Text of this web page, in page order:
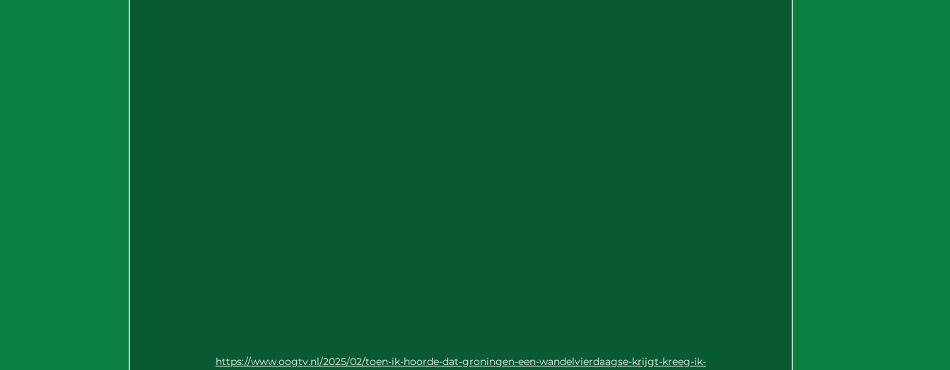
https://www.oogtv.nl/2025/02/toen-ik-hoorde-dat-groningen-een-wandelvierdaagse-krijgt-kreeg-ik-